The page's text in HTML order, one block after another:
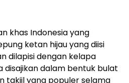
khas Indonesia yang
ketan hijau yang diisi
dilapisi dengan kelapa
disajikan dalam bentuk bulat
takjil yang populer selama